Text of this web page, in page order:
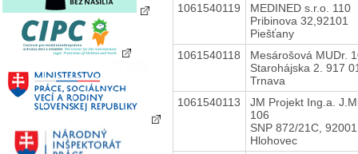
1061540119
MEDINED s.r.o. 110
Pribinova 32,92101
Piešťany
1061540118
Mesárošová MUDr.
Starohájska 2. 917
Trnava
1061540113
JM Projekt Ing.a.
106
SNP 872/21C, 92001
Hlohovec